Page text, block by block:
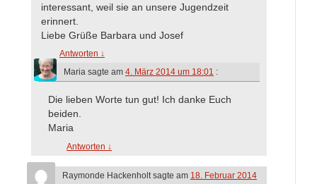
interessant, weil sie an unsere Jugendzeit
erinnert.
Liebe Grüße Barbara und Josef
Antworten ↓
Maria sagte am 4. März 2014 um 18:01 :
Die lieben Worte tun gut! Ich danke Euch
beiden.
Maria
Antworten ↓
Raymonde Hackenholtsagte am 18. Februar 2014